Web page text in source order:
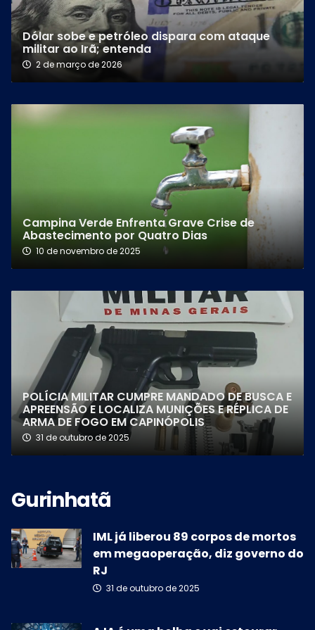
Dólar sobe e petróleo dispara com ataque
militar ao Irã; entenda
2 de março de 2026
Campina Verde Enfrenta Grave Crise de
Abastecimento por Quatro Dias
10 de novembro de 2025
POLÍCIA MILITAR CUMPRE MANDADO DE BUSCA E
APREENSÃO E LOCALIZA MUNIÇÕES E RÉPLICA DE
ARMA DE FOGO EM CAPINÓPOLIS
31 de outubro de 2025
IML já liberou 89 corpos de mortos
em megaoperação, diz governo do
RJ
31 de outubro de 2025